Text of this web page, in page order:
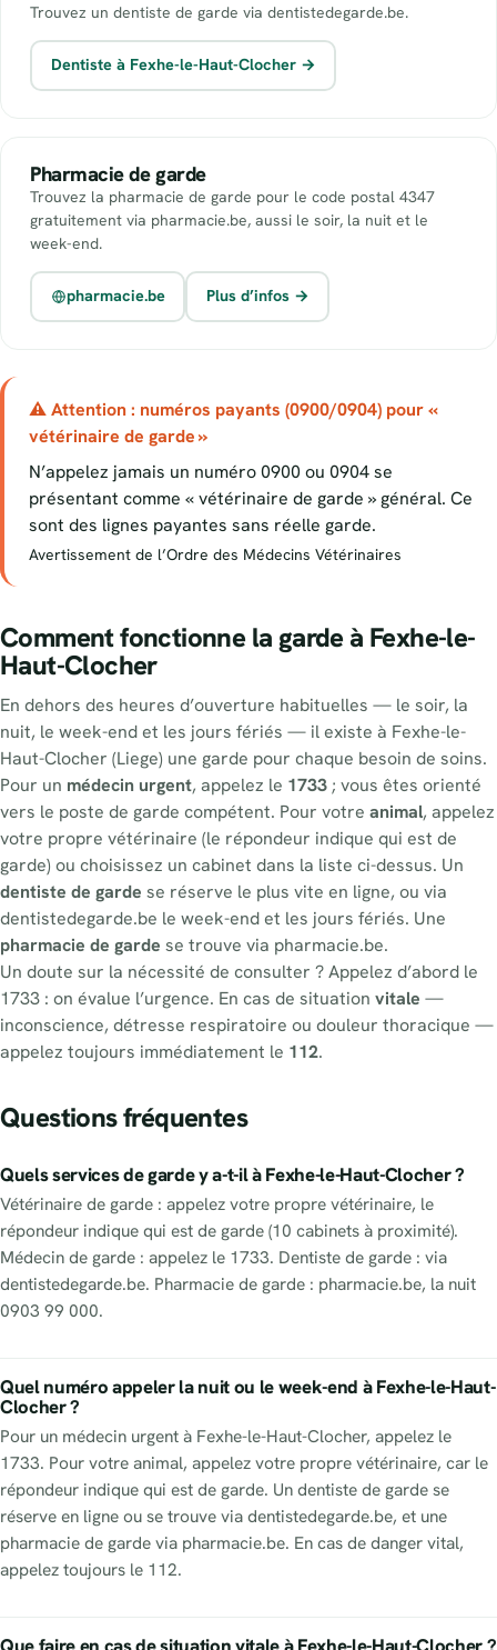
Trouvez un dentiste de garde via dentistedegarde.be.
Dentiste à Fexhe-le-Haut-Clocher →
Pharmacie de garde
Trouvez la pharmacie de garde pour le code postal 4347
gratuitement via pharmacie.be, aussi le soir, la nuit et le
week-end.
pharmacie.be Plus d’infos →
⚠ Attention : numéros payants (0900/0904) pour «
vétérinaire de garde »
N’appelez jamais un numéro 0900 ou 0904 se
présentant comme « vétérinaire de garde » général. Ce
sont des lignes payantes sans réelle garde.
Avertissement de l’Ordre des Médecins Vétérinaires
Comment fonctionne la garde à Fexhe-le-
Haut-Clocher
En dehors des heures d’ouverture habituelles — le soir, la
nuit, le week-end et les jours fériés — il existe à Fexhe-le-
Haut-Clocher (Liege) une garde pour chaque besoin de soins.
Pour un médecin urgent, appelez le 1733; vous êtes orienté
vers le poste de garde compétent. Pour votre animal, appelez
votre propre vétérinaire (le répondeur indique qui est de
garde) ou choisissez un cabinet dans la liste ci-dessus. Un
dentiste de garde se réserve le plus vite en ligne, ou via
dentistedegarde.be le week-end et les jours fériés. Une
pharmacie de garde se trouve via pharmacie.be.
Un doute sur la nécessité de consulter ? Appelez d’abord le
1733 : on évalue l’urgence. En cas de situation vitale —
inconscience, détresse respiratoire ou douleur thoracique —
appelez toujours immédiatement le 112.
Questions fréquentes
Quels services de garde y a-t-il à Fexhe-le-Haut-Clocher ?
Vétérinaire de garde : appelez votre propre vétérinaire, le
répondeur indique qui est de garde (10 cabinets à proximité).
Médecin de garde : appelez le 1733. Dentiste de garde : via
dentistedegarde.be. Pharmacie de garde : pharmacie.be, la nuit
0903 99 000.
Quel numéro appeler la nuit ou le week-end à Fexhe-le-Haut-
Clocher ?
Pour un médecin urgent à Fexhe-le-Haut-Clocher, appelez le
1733. Pour votre animal, appelez votre propre vétérinaire, car le
répondeur indique qui est de garde. Un dentiste de garde se
réserve en ligne ou se trouve via dentistedegarde.be, et une
pharmacie de garde via pharmacie.be. En cas de danger vital,
appelez toujours le 112.